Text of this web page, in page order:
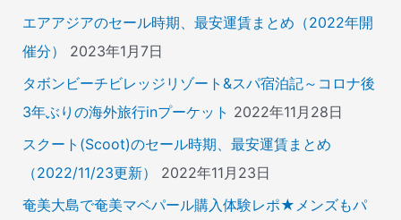
エアアジアのセール時期、最安運賃まとめ（2022年開
催分）
2023年1月7日
タボンビーチビレッジリゾート&スパ宿泊記～コロナ後
3年ぶりの海外旅行inプーケット 2022年11月28日
スクート(Scoot)のセール時期、最安運賃まとめ
（2022/11/23更新）
2022年11月23日
奄美大島で奄美マベパール購入体験レポ★メンズもパ